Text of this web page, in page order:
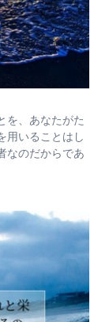
を、あなたがた
用いることはし
なのだからであ